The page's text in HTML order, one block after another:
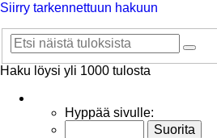
Siirry tarkennettuun hakuun
Etsi
Haku löysi yli 1000 tulosta
Sivu
Hyppää sivulle: